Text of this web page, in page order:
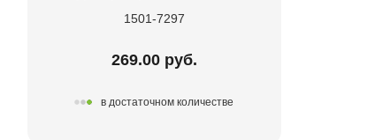
1501-7297
269.00 руб.
в достаточном количестве